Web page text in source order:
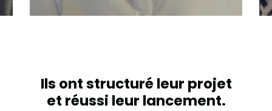
Ils ont structuré leur projet
et réussi leur lancement.